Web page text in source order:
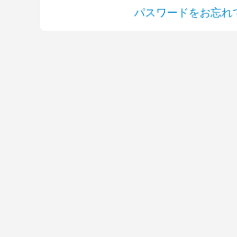
パスワードをお忘れ